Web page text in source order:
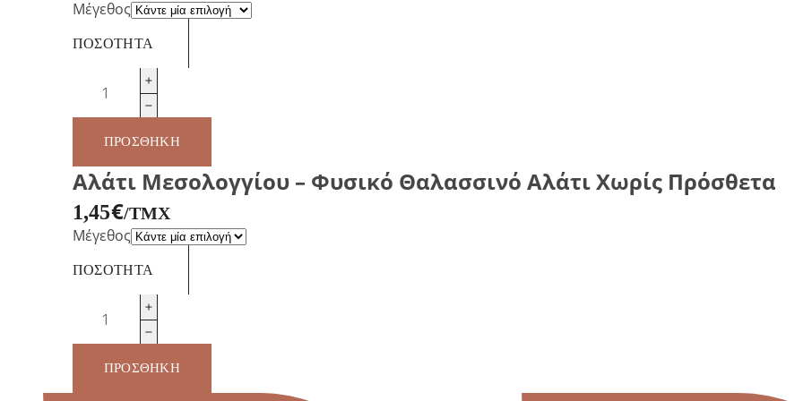
Μέγεθος
ΠΟΣΌΤΗΤΑ
Καγιά
ποσότητα
ΠΡΟΣΘΉΚΗ
Αλάτι Μεσολογγίου – Φυσικό Θαλασσινό Αλάτι Χωρίς Πρόσθετα
1,45€/ΤΜΧ
Μέγεθος
ΠΟΣΌΤΗΤΑ
Μεσολογγίου
–
ΦυσικόΠΡΟΣΘΉΚΗ